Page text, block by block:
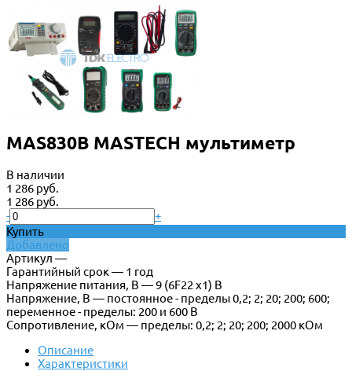
MAS830B MASTECH мультиметр
В наличии
1 286 руб.
1 286 руб.
-
+
Купить
Добавлено
Артикул —
Гарантийный срок — 1 год
Напряжение питания, В — 9 (6F22 x1) В
Напряжение, В — постоянное - пределы 0,2; 2; 20; 200; 600;
переменное - пределы: 200 и 600 В
Сопротивление, кОм — пределы: 0,2; 2; 20; 200; 2000 кОм
Описание
Характеристики